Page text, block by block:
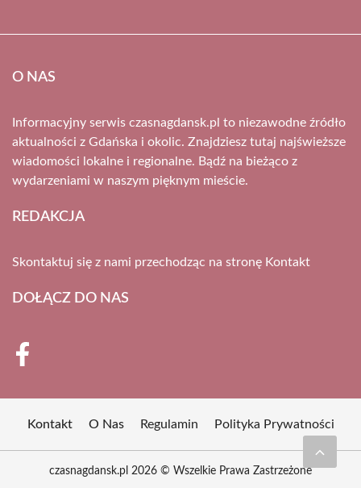
O NAS
Informacyjny serwis czasnagdansk.pl to niezawodne źródło
aktualności z Gdańska i okolic. Znajdziesz tutaj najświeższe
wiadomości lokalne i regionalne. Bądź na bieżąco z
wydarzeniami w naszym pięknym mieście.
REDAKCJA
Skontaktuj się z nami przechodząc na stronę Kontakt
DOŁĄCZ DO NAS
Kontakt O Nas Regulamin Polityka Prywatności
czasnagdansk.pl 2026 © Wszelkie Prawa Zastrzeżone